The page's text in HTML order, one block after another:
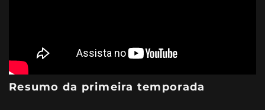
Resumo da primeira temporada